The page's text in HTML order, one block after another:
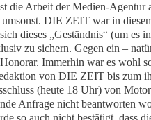
die Arbeit der Medien-Agentur
DIE ZEIT war in
dieses „Geständnis“ (um es
zu sichern. Gegen ein –
Immerhin war es wohl
von DIE ZEIT bis zum
(heute 18 Uhr) von
Anfrage nicht beantworten